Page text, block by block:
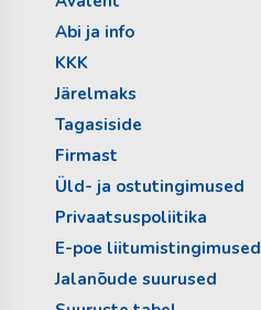
Abi ja info
KKK
Järelmaks
Tagasiside
Firmast
Üld- ja ostutingimused
Privaatsuspoliitika
E-poe liitumistingimused
Jalanõude suurused